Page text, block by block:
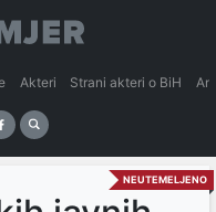
Akteri Strani akteri o BiH
NEUTEMELJENO